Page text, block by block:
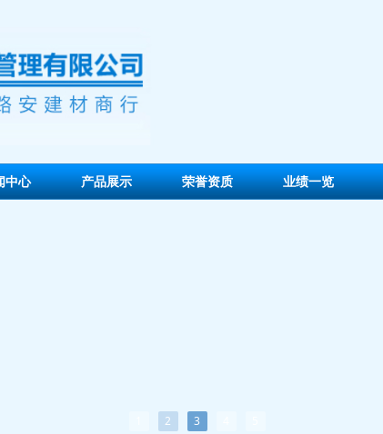
中心 产品展示 荣誉资质 业绩一览
2 3